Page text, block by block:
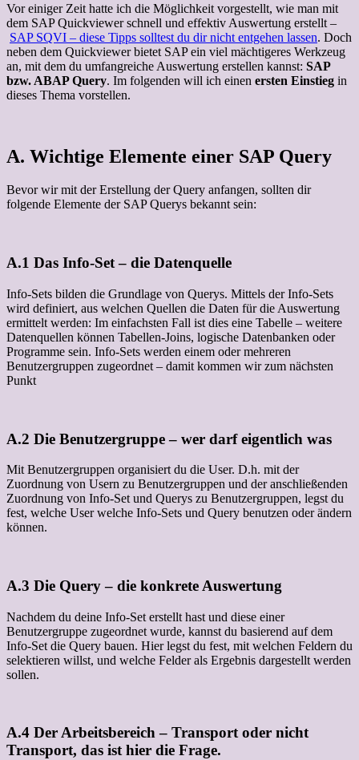
Vor einiger Zeit hatte ich die Möglichkeit vorgestellt, wie man mit
dem SAP Quickviewer schnell und effektiv Auswertung erstellt –
SAP SQVI – diese Tipps solltest du dir nicht entgehen lassen. Doch
neben dem Quickviewer bietet SAP ein viel mächtigeres Werkzeug
an, mit dem du umfangreiche Auswertung erstellen kannst: SAP
bzw. ABAP Query. Im folgenden will ich einen ersten Einstieg in
dieses Thema vorstellen.
A. Wichtige Elemente einer SAP Query
Bevor wir mit der Erstellung der Query anfangen, sollten dir
folgende Elemente der SAP Querys bekannt sein:
A.1 Das Info-Set – die Datenquelle
Info-Sets bilden die Grundlage von Querys. Mittels der Info-Sets
wird definiert, aus welchen Quellen die Daten für die Auswertung
ermittelt werden: Im einfachsten Fall ist dies eine Tabelle – weitere
Datenquellen können Tabellen-Joins, logische Datenbanken oder
Programme sein. Info-Sets werden einem oder mehreren
Benutzergruppen zugeordnet – damit kommen wir zum nächsten
Punkt
A.2 Die Benutzergruppe – wer darf eigentlich was
Mit Benutzergruppen organisiert du die User. D.h. mit der
Zuordnung von Usern zu Benutzergruppen und der anschließenden
Zuordnung von Info-Set und Querys zu Benutzergruppen, legst du
fest, welche User welche Info-Sets und Query benutzen oder ändern
können.
A.3 Die Query – die konkrete Auswertung
Nachdem du deine Info-Set erstellt hast und diese einer
Benutzergruppe zugeordnet wurde, kannst du basierend auf dem
Info-Set die Query bauen. Hier legst du fest, mit welchen Feldern du
selektieren willst, und welche Felder als Ergebnis dargestellt werden
sollen.
A.4 Der Arbeitsbereich – Transport oder nicht
Transport, das ist hier die Frage.